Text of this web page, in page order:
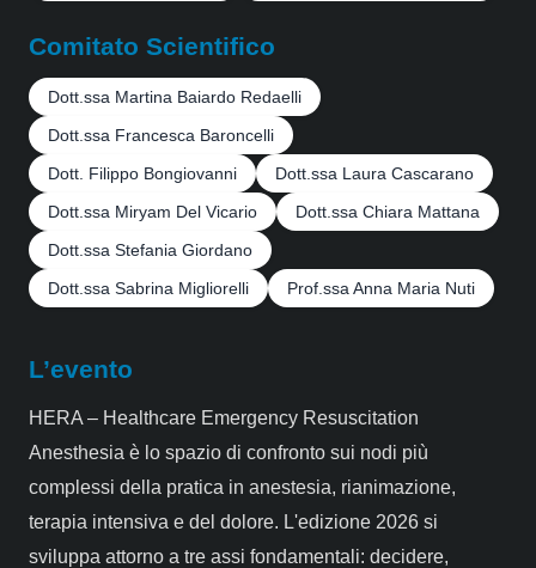
Comitato Scientifico
Dott.ssa Martina Baiardo Redaelli
Dott.ssa Francesca Baroncelli
Dott. Filippo Bongiovanni
Dott.ssa Laura Cascarano
Dott.ssa Miryam Del Vicario
Dott.ssa Chiara Mattana
Dott.ssa Stefania Giordano
Dott.ssa Sabrina Migliorelli
Prof.ssa Anna Maria Nuti
L’evento
HERA – Healthcare Emergency Resuscitation
Anesthesia è lo spazio di confronto sui nodi più
complessi della pratica in anestesia, rianimazione,
terapia intensiva e del dolore. L'edizione 2026 si
sviluppa attorno a tre assi fondamentali: decidere,